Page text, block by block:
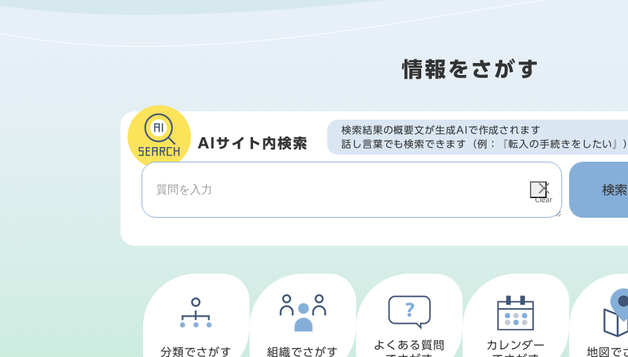
情報をさがす
AIサイト内検索
検索結果の概要文が生成AIで作成されます
話し言葉でも検索できます（例：『転入の手続きをしたい』
A
サ
検
索
検索
分類でさがす 組織でさがす
よくある質問
カレンダー
地図で